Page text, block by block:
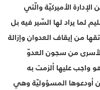
الأميركيّة والّتي
لما يراد لها السّير فيه بل
من إيقاف العدوان وإزالة
من سجون العدوّ
واجب عليها ألزمت به
أودعوها المسؤوليّة وهي